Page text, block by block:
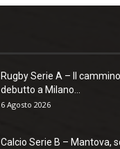
Rugby Serie A – Il
debutto a Milano...
6 Agosto 2026
Calcio Serie B – Mantova,